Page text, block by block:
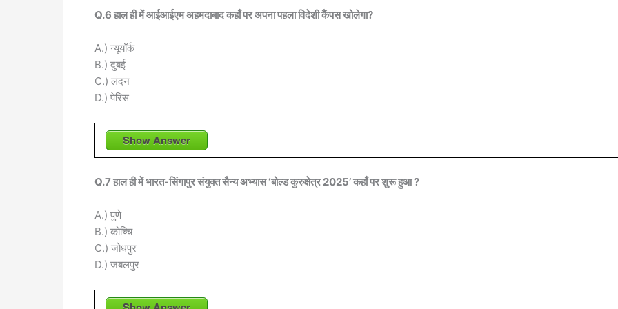
Q.6 हाल ही में आईआईएम अहमदाबाद कहाँ पर अपना पहला विदेशी कैंपस खोलेगा?
A.) न्यूयॉर्क
B.) दुबई
C.) लंदन
D.) पेरिस
Show Answer
Q.7 हाल ही में भारत-सिंगापुर संयुक्त सैन्य अभ्यास ‘बोल्ड कुरुक्षेत्र 2025’ कहाँ पर शुरू हुआ ?
A.) पुणे
B.) कोच्चि
C.) जोधपुर
D.) जबलपुर